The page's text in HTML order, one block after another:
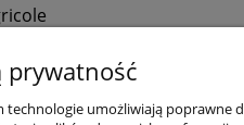
prywatność
technologie umożliwiają poprawne